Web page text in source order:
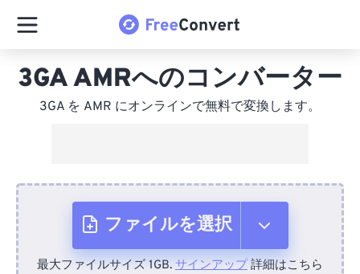
3GA AMRへのコンバーター
3GA を AMR にオンラインで無料で変換します。
ファイルを選択
最大ファイルサイズ 1GB. サインアップ詳細はこちら